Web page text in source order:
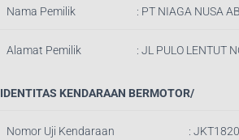
Nama Pemilik : PT NIAGA NUSA
Alamat Pemilik : JL PULO LENTUT
IDENTITAS KENDARAAN BERMOTOR/
Nomor Uji Kendaraan :